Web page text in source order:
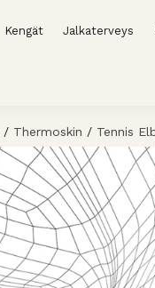
Kengät Jalkaterveys
/ Thermoskin / Tennis